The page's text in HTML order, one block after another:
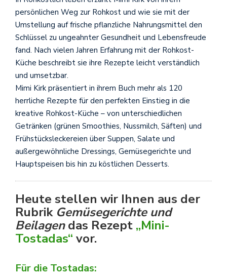
persönlichen Weg zur Rohkost und wie sie mit der
Umstellung auf frische pflanzliche Nahrungsmittel den
Schlüssel zu ungeahnter Gesundheit und Lebensfreude
fand. Nach vielen Jahren Erfahrung mit der Rohkost-
Küche beschreibt sie ihre Rezepte leicht verständlich
und umsetzbar.
Mimi Kirk präsentiert in ihrem Buch mehr als 120
herrliche Rezepte für den perfekten Einstieg in die
kreative Rohkost-Küche – von unterschiedlichen
Getränken (grünen Smoothies, Nussmilch, Säften) und
Frühstücksleckereien über Suppen, Salate und
außergewöhnliche Dressings, Gemüsegerichte und
Hauptspeisen bis hin zu köstlichen Desserts.
Heute stellen wir Ihnen aus der
Rubrik Gemüsegerichte und
Beilagendas Rezept „Mini-
Tostadas“ vor.
Für die Tostadas: